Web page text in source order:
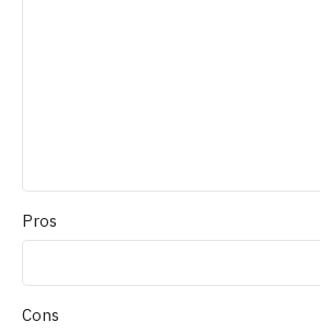
Pros
Cons